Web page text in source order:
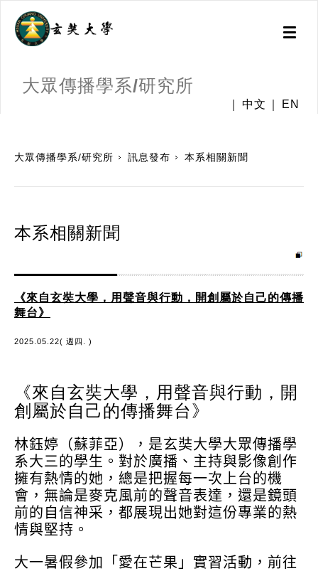
Toggle
大眾傳播學系/研究所
中文 EN
大眾傳播學系/研究所 訊息發布 本系相關新聞
本系相關新聞
《來自玄奘大學，用聲音與行動，開創屬於自己的傳播
舞台》
2025.05.22( 週四. )
《來自玄奘大學，用聲音與行動，開
創屬於自己的傳播舞台》
林鈺婷（蘇菲亞），是玄奘大學大眾傳播學
系大三的學生。對於廣播、主持與影像創作
擁有熱情的她，總是把握每一次上台的機
會，無論是麥克風前的聲音表達，還是鏡頭
前的自信神采，都展現出她對這份專業的熱
情與堅持。
大一暑假參加「愛在芒果」實習活動，前往